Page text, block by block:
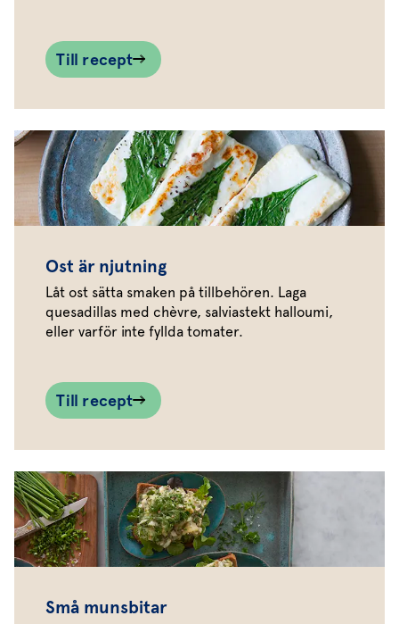
Till recept
Ost är njutning
Låt ost sätta smaken på tillbehören. Laga
quesadillas med chèvre, salviastekt halloumi,
eller varför inte fyllda tomater.
Till recept
Små munsbitar